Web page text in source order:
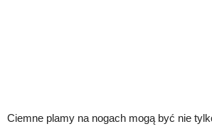
Ciemne plamy na nogach mogą być nie